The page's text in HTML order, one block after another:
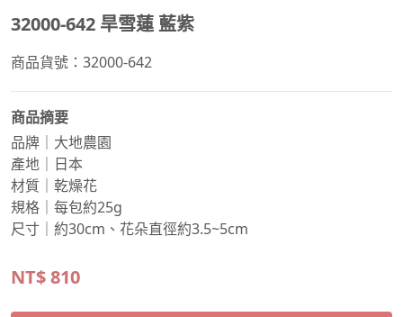
32000-642 旱雪蓮 藍紫
商品貨號：32000-642
商品摘要
品牌｜大地農園
產地｜日本
材質｜乾燥花
規格｜每包約25g
尺寸｜約30cm、花朵直徑約3.5~5cm
NT$810